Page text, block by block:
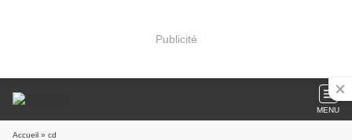
Publicité
MENU
Accueil » cd